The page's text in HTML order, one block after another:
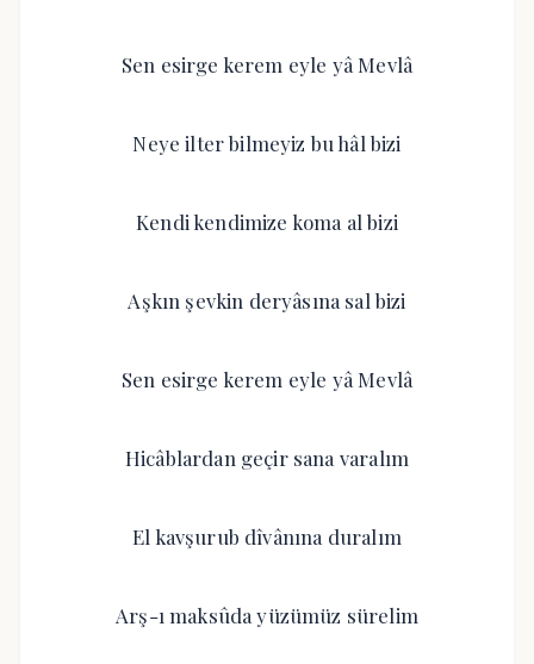
Sen esirge kerem eyle yâ Mevlâ
Neye ilter bilmeyiz bu hâl bizi
Kendi kendimize koma al bizi
Aşkın şevkin deryâsına sal bizi
Sen esirge kerem eyle yâ Mevlâ
Hicâblardan geçir sana varalım
El kavşurub dîvânına duralım
Arş-ı maksûda yüzümüz sürelim